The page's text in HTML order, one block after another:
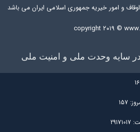
و امور خیریه جمهوری اسلامی ایران می باشد
copyright ۲۰۱۹ ©
در سایه وحدت ملی و امنیت ملی
157
29171017